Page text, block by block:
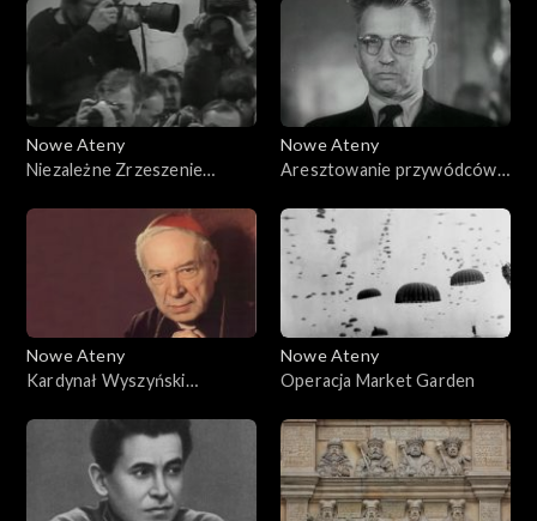
Nowe Ateny
Niezależne Zrzeszenie
Nowe Ateny
Aresztowanie przywódców
Podziemnego
Nowe Ateny
Kardynał Wyszyński
komunistami w 1950 roku
Nowe Ateny
Operacja Market Garden